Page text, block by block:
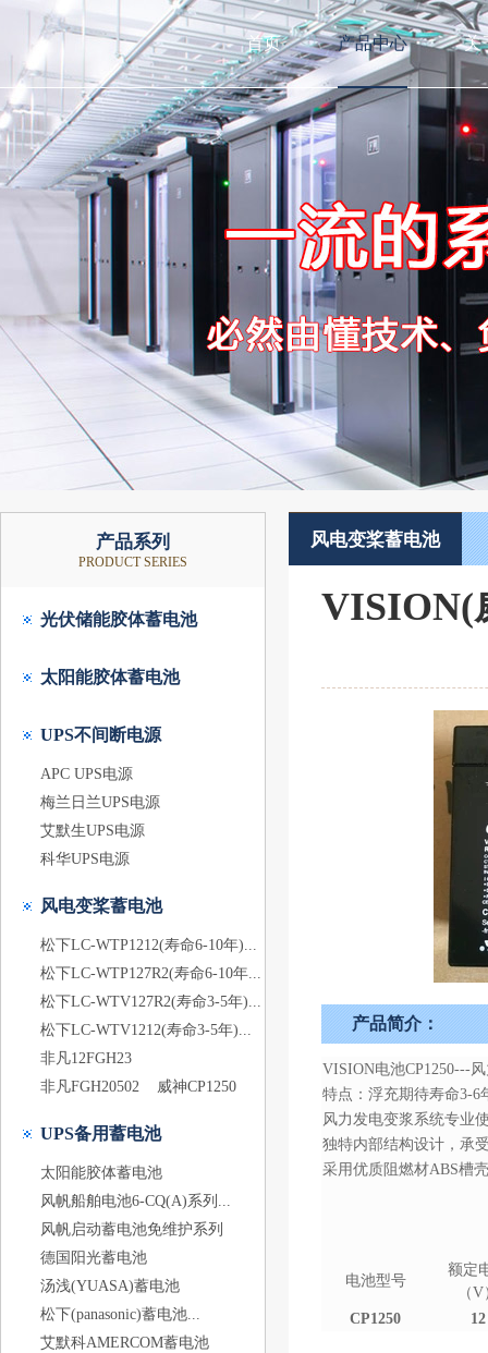
首页 产品中心 关
产品系列
PRODUCT SERIES
光伏储能胶体蓄电池
太阳能胶体蓄电池
UPS不间断电源
APC UPS电源
梅兰日兰UPS电源
艾默生UPS电源
科华UPS电源
风电变桨蓄电池
松下LC-WTP1212(寿命6-10年)...
松下LC-WTP127R2(寿命6-10年...
松下LC-WTV127R2(寿命3-5年)...
松下LC-WTV1212(寿命3-5年)...
非凡12FGH23
非凡FGH20502
威神CP1250
UPS备用蓄电池
太阳能胶体蓄电池
风帆船舶电池6-CQ(A)系列...
风帆启动蓄电池免维护系列
德国阳光蓄电池
汤浅(YUASA)蓄电池
松下(panasonic)蓄电池...
艾默科AMERCOM蓄电池
风电变桨蓄电池
VISION(
产品简介：
VISION电池CP1250---
特点：浮充期待寿命3-
风力发电变浆系统专业
独特内部结构设计，承
采用优质阻燃材ABS槽
电池型号
额定
（
CP1250
12